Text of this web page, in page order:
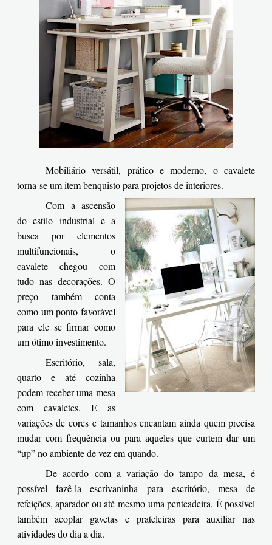
Mobiliário versátil, prático e moderno, o cavalete
torna-se um item benquisto para projetos de interiores.
Com a ascensão
do estilo industrial e a
busca por elementos
multifuncionais, o
cavalete chegou com
tudo nas decorações. O
preço também conta
como um ponto favorável
para ele se firmar como
um ótimo investimento.
Escritório, sala,
quarto e até cozinha
podem receber uma mesa
com cavaletes. E as
variações de cores e tamanhos encantam ainda quem precisa
mudar com frequência ou para aqueles que curtem dar um
“up” no ambiente de vez em quando.
De acordo com a variação do tampo da mesa, é
possível fazê-la escrivaninha para escritório, mesa de
refeições, aparador ou até mesmo uma penteadeira. É possível
também acoplar gavetas e prateleiras para auxiliar nas
atividades do dia a dia.